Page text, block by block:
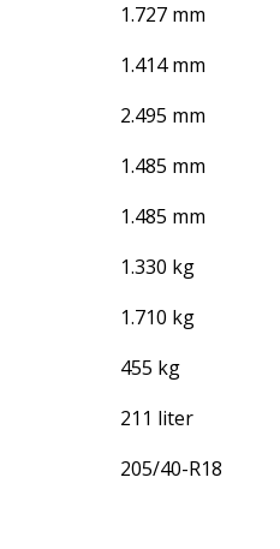
1.727 mm
1.414 mm
2.495 mm
1.485 mm
1.485 mm
1.330 kg
1.710 kg
455 kg
211 liter
205/40-R18